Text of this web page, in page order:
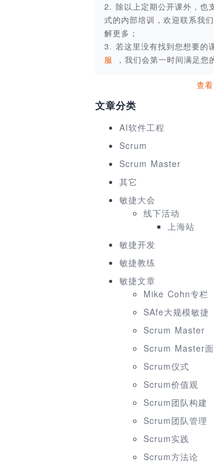
2. 除以上定期公开课外，也
式的内部培训，欢迎联系我们
解更多；
3. 若这里没有找到您想要的
服
，我们会第一时间满足您
查
文章分类
AI软件工程
Scrum
Scrum Master
其它
敏捷大会
线下活动
上海站
敏捷开发
敏捷教练
敏捷文章
Mike Cohn专栏
SAfe大规模敏捷
Scrum Master
Scrum Master
Scrum仪式
Scrum价值观
Scrum团队构建
Scrum团队管理
Scrum实践
Scrum方法论